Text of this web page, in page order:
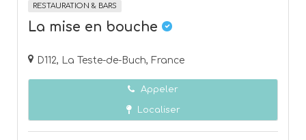
RESTAURATION & BARS
La mise en bouche
D112, La Teste-de-Buch, France
Appeler
Localiser